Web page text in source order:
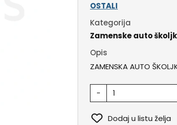
OSTALI
Kategorija
Zamenske auto
Opis
ZAMENSKA AUTO
-
Dodaj u listu želja